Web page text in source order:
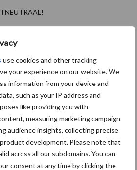
use cookies and other tracking
your experience on our website. We
information from your device and
such as your IP address and
like providing you with
measuring marketing campaign
audience insights, collecting precise
development. Please note that
across all our subdomains. You can
consent at any time by clicking the
jou!
5 ton per wiel om
te